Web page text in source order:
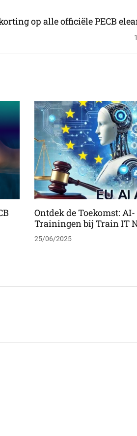
op alle officiële PECB
januari &
Ontdek de Toekomst: AI-
Trainingen bij Train IT
25/06/2025